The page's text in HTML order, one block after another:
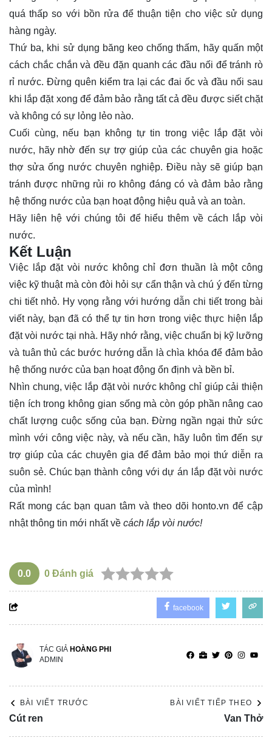
quá thấp so với bồn rửa để thuận tiện cho việc sử dụng
hàng ngày.
Thứ ba, khi sử dụng băng keo chống thấm, hãy quấn một
cách chắc chắn và đều đặn quanh các đầu nối để tránh rò
rỉ nước. Đừng quên kiểm tra lại các đai ốc và đầu nối sau
khi lắp đặt xong để đảm bảo rằng tất cả đều được siết chặt
và không có sự lỏng lẻo nào.
Cuối cùng, nếu bạn không tự tin trong việc lắp đặt vòi
nước, hãy nhờ đến sự trợ giúp của các chuyên gia hoặc
thợ sửa ống nước chuyên nghiệp. Điều này sẽ giúp bạn
tránh được những rủi ro không đáng có và đảm bảo rằng
hệ thống nước của bạn hoạt động hiệu quả và an toàn.
Hãy
liên hệvới chúng tôi để hiểu thêm về cách lắp vòi
nước.
Kết Luận
Việc lắp đặt vòi nước không chỉ đơn thuần là một công
việc kỹ thuật mà còn đòi hỏi sự cẩn thận và chú ý đến từng
chi tiết nhỏ. Hy vọng rằng với hướng dẫn chi tiết trong bài
viết này, bạn đã có thể tự tin hơn trong việc thực hiện lắp
đặt vòi nước tại nhà. Hãy nhớ rằng, việc chuẩn bị kỹ lưỡng
và tuân thủ các bước hướng dẫn là chìa khóa để đảm bảo
hệ thống nước của bạn hoạt động ổn định và bền bỉ.
Nhìn chung, việc lắp đặt vòi nước không chỉ giúp cải thiện
tiện ích trong không gian sống mà còn góp phần nâng cao
chất lượng cuộc sống của bạn. Đừng ngần ngại thử sức
mình với công việc này, và nếu cần, hãy luôn tìm đến sự
trợ giúp của các chuyên gia để đảm bảo mọi thứ diễn ra
suôn sẻ. Chúc bạn thành công với dự án lắp đặt vòi nước
của mình!
Rất mong các bạn quan tâm và theo dõi honto.vn để cập
nhật thông tin mới nhất về cách lắp vòi nước!
0.0 0 Đánh giá
facebook
TÁC GIẢ HOÀNG PHI
ADMIN
BÀI VIẾT TRƯỚC
Cút ren
BÀI VIẾT TIẾP THEO
Van Thở